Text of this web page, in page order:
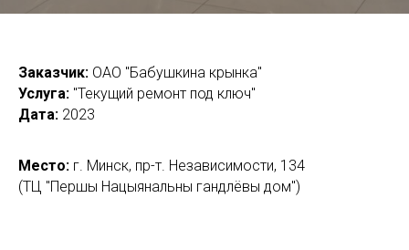
Заказчик: ОАО "Бабушкина крынка"
Услуга: "Текущий ремонт под ключ"
Дата: 2023
Место: г. Минск, пр-т. Независимости, 134
(ТЦ "Першы Нацыянальны гандлёвы дом")